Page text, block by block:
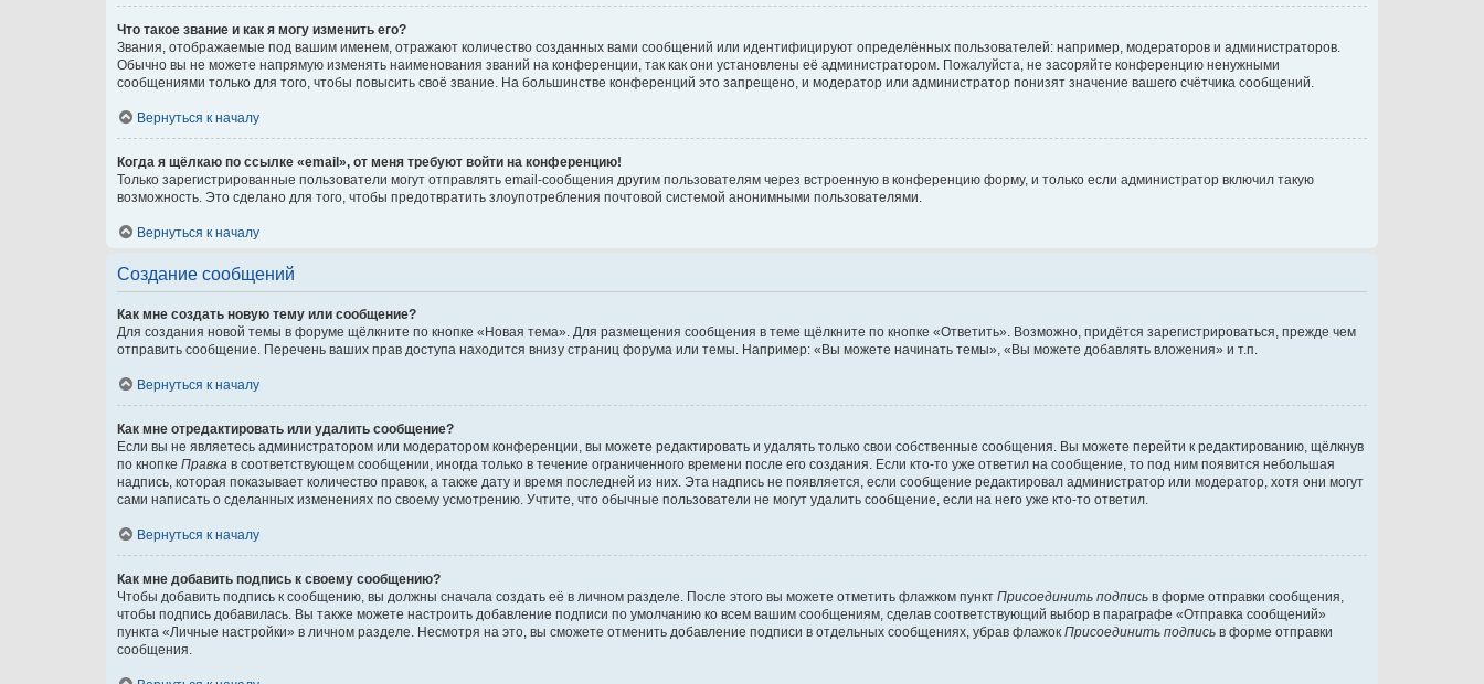
Что такое звание и как я могу изменить его?
Звания, отображаемые под вашим именем, отражают количество созданных вами сообщений или идентифицируют определённых пользователей: например, модераторов и администраторов.
Обычно вы не можете напрямую изменять наименования званий на конференции, так как они установлены её администратором. Пожалуйста, не засоряйте конференцию ненужными
сообщениями только для того, чтобы повысить своё звание. На большинстве конференций это запрещено, и модератор или администратор понизят значение вашего счётчика сообщений.
Вернуться к началу
Когда я щёлкаю по ссылке «email», от меня требуют войти на конференцию!
Только зарегистрированные пользователи могут отправлять email-сообщения другим пользователям через встроенную в конференцию форму, и только если администратор включил такую
возможность. Это сделано для того, чтобы предотвратить злоупотребления почтовой системой анонимными пользователями.
Вернуться к началу
Создание сообщений
Как мне создать новую тему или сообщение?
Для создания новой темы в форуме щёлкните по кнопке «Новая тема». Для размещения сообщения в теме щёлкните по кнопке «Ответить». Возможно, придётся зарегистрироваться, прежде чем
отправить сообщение. Перечень ваших прав доступа находится внизу страниц форума или темы. Например: «Вы можете начинать темы», «Вы можете добавлять вложения» и т.п.
Вернуться к началу
Как мне отредактировать или удалить сообщение?
Если вы не являетесь администратором или модератором конференции, вы можете редактировать и удалять только свои собственные сообщения. Вы можете перейти к редактированию, щёлкнув
по кнопке Правка в соответствующем сообщении, иногда только в течение ограниченного времени после его создания. Если кто-то уже ответил на сообщение, то под ним появится небольшая
надпись, которая показывает количество правок, а также дату и время последней из них. Эта надпись не появляется, если сообщение редактировал администратор или модератор, хотя они могут
сами написать о сделанных изменениях по своему усмотрению. Учтите, что обычные пользователи не могут удалить сообщение, если на него уже кто-то ответил.
Вернуться к началу
Как мне добавить подпись к своему сообщению?
Чтобы добавить подпись к сообщению, вы должны сначала создать её в личном разделе. После этого вы можете отметить флажком пункт Присоединить подпись в форме отправки сообщения,
чтобы подпись добавилась. Вы также можете настроить добавление подписи по умолчанию ко всем вашим сообщениям, сделав соответствующий выбор в параграфе «Отправка сообщений»
пункта «Личные настройки» в личном разделе. Несмотря на это, вы сможете отменить добавление подписи в отдельных сообщениях, убрав флажок Присоединить подпись в форме отправки
сообщения.